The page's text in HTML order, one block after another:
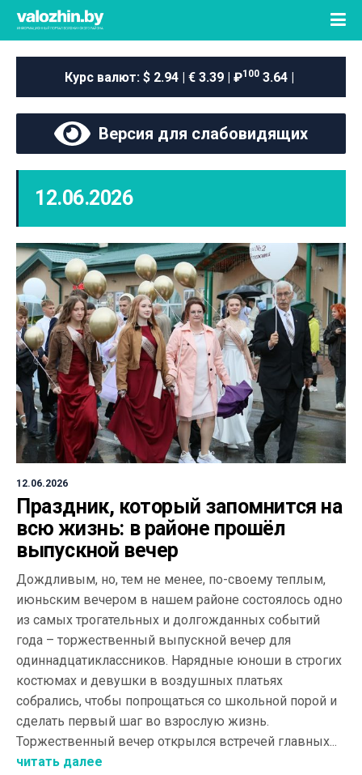
Курс валют: $ 2.94 | € 3.39 | ₽100 3.64 |
Версия для слабовидящих
12.06.2026
12.06.2026
Праздник, который запомнится на
всю жизнь: в районе прошёл
выпускной вечер
Дождливым, но, тем не менее, по-своему теплым,
июньским вечером в нашем районе состоялось одно
из самых трогательных и долгожданных событий
года – торжественный выпускной вечер для
одиннадцатиклассников. Нарядные юноши в строгих
костюмах и девушки в воздушных платьях
собрались, чтобы попрощаться со школьной порой и
сделать первый шаг во взрослую жизнь.
Торжественный вечер открылся встречей главных...
читать далее